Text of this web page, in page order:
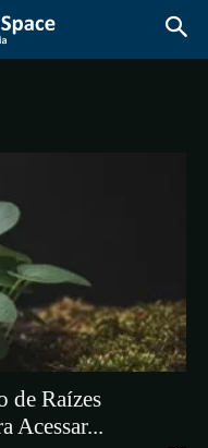
de Raízes
Acessar...